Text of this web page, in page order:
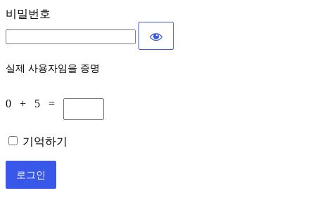
비밀번호
실제 사용자임을 증명
0 + 5 =
기억하기